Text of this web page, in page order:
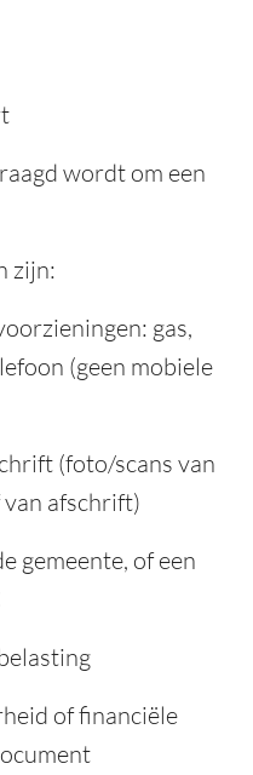
wordt om een
zijn:
gas,
(geen mobiele
(foto/scans van
afschrift)
gemeente, of een
of financiële